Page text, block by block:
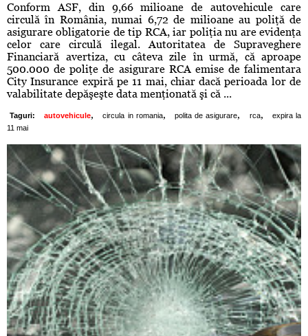
Conform ASF, din 9,66 milioane de autovehicule care
circulă în România, numai 6,72 de milioane au poliţă de
asigurare obligatorie de tip RCA, iar poliţia nu are evidenţa
celor care circulă ilegal. Autoritatea de Supraveghere
Financiară avertiza, cu câteva zile în urmă, că aproape
500.000 de poliţe de asigurare RCA emise de falimentara
City Insurance expiră pe 11 mai, chiar dacă perioada lor de
valabilitate depăşeşte data menţionată şi că ...
Taguri: autovehicule, circula in romania, polita de asigurare, rca,
expira la
11 mai